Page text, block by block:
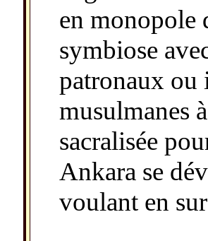
en monopole
symbiose
patronaux ou
musulmanes
sacralisée
Ankara se
voulant en